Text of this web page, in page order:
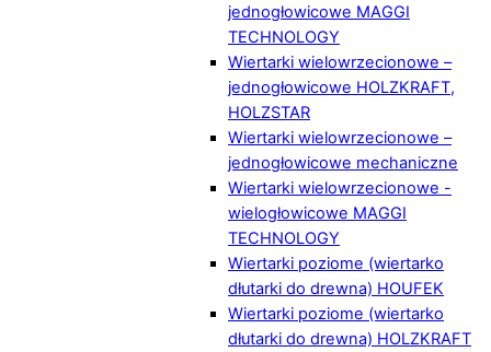
jednogłowicowe MAGGI
TECHNOLOGY
Wiertarki wielowrzecionowe –
jednogłowicowe HOLZKRAFT,
HOLZSTAR
Wiertarki wielowrzecionowe –
jednogłowicowe mechaniczne
Wiertarki wielowrzecionowe -
wielogłowicowe MAGGI
TECHNOLOGY
Wiertarki poziome (wiertarko
dłutarki do drewna) HOUFEK
Wiertarki poziome (wiertarko
dłutarki do drewna) HOLZKRAFT